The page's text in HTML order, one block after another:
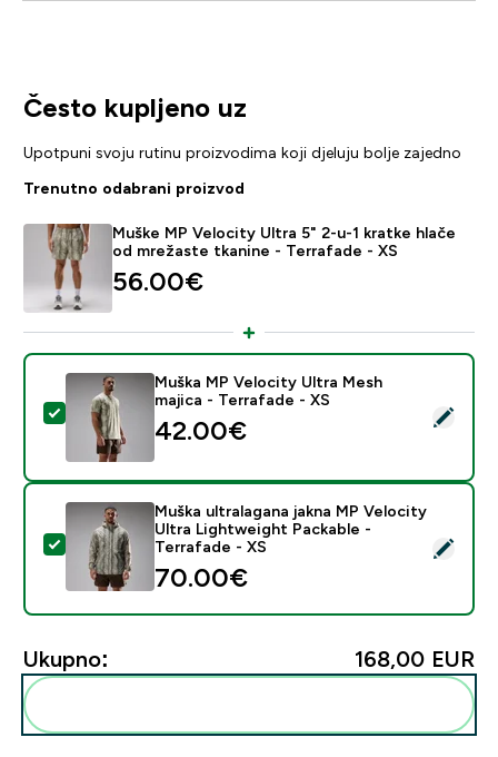
Često kupljeno uz
Upotpuni svoju rutinu proizvodima koji djeluju bolje zajedno
Trenutno odabrani proizvod
Muške MP Velocity Ultra 5" 2-u-1 kratke hlače
od mrežaste tkanine - Terrafade - XS
56.00€‎
Odaberi ovaj proizvod - Muška MP Velocity Ultra
Muška MP Velocity Ultra Mesh
majica - Terrafade - XS
42.00€‎
Odaberi ovaj proizvod - Muška ultralagana jakna MP
Muška ultralagana jakna MP Velocity
Ultra Lightweight Packable -
Terrafade - XS
70.00€‎
Ukupno: 168,00 EUR‎